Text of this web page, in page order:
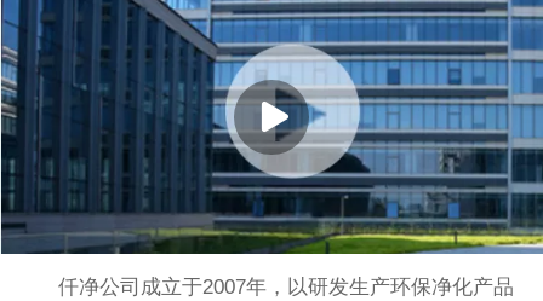
仟净公司成立于2007年，以研发生产环保净化产品